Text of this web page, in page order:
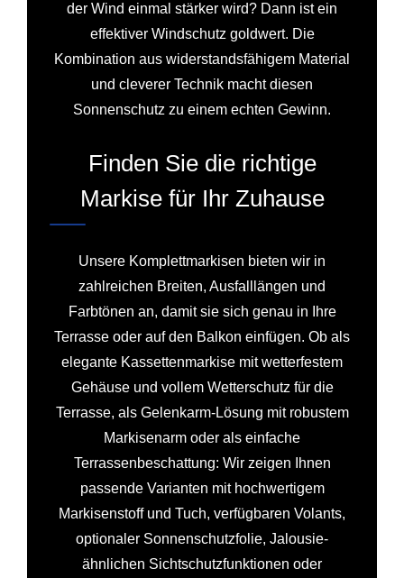
der Wind einmal stärker wird? Dann ist ein
effektiver Windschutz goldwert. Die
Kombination aus widerstandsfähigem Material
und cleverer Technik macht diesen
Sonnenschutz zu einem echten Gewinn.
Finden Sie die richtige
Markise für Ihr Zuhause
Unsere Komplettmarkisen bieten wir in
zahlreichen Breiten, Ausfalllängen und
Farbtönen an, damit sie sich genau in Ihre
Terrasse oder auf den Balkon einfügen. Ob als
elegante Kassettenmarkise mit wetterfestem
Gehäuse und vollem Wetterschutz für die
Terrasse, als Gelenkarm-Lösung mit robustem
Markisenarm oder als einfache
Terrassenbeschattung: Wir zeigen Ihnen
passende Varianten mit hochwertigem
Markisenstoff und Tuch, verfügbaren Volants,
optionaler Sonnenschutzfolie, Jalousie-
ähnlichen Sichtschutzfunktionen oder